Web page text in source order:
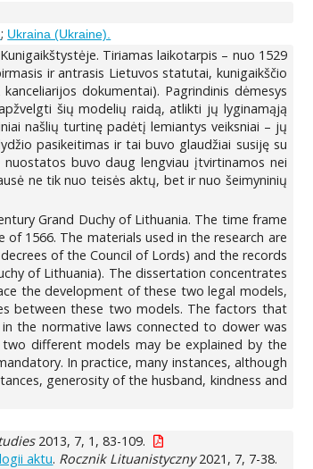
; Ukraina (Ukraine).
Tiriamas laikotarpis – nuo 1529
ir antrasis Lietuvos statutai, kunigaikščio
dokumentai). Pagrindinis dėmesys
šių modelių raidą, atlikti jų lyginamąją
našlių turtinę padėtį lemiantys veiksniai – jų
pasikeitimas ir tai buvo glaudžiai susiję su
buvo daug lengviau įtvirtinamos nei
ne tik nuo teisės aktų, bet ir nuo šeimyninių
Grand Duchy of Lithuania. The time frame
1566. The materials used in the research are
of the Council of Lords) and the records
of Lithuania). The dissertation concentrates
the development of these two legal models,
between these two models. The factors that
the normative laws connected to dower was
different models may be explained by the
In practice, many instances, although
generosity of the husband, kindness and
2013, 7, 1, 83-109.
aktu. Rocznik Lituanistyczny2021, 7, 7-38.